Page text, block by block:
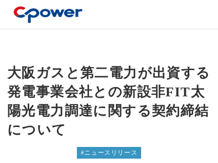
大阪ガスと第二電力が出資する
発電事業会社との新設非FIT太
陽光電力調達に関する契約締結
について
#ニュースリリース